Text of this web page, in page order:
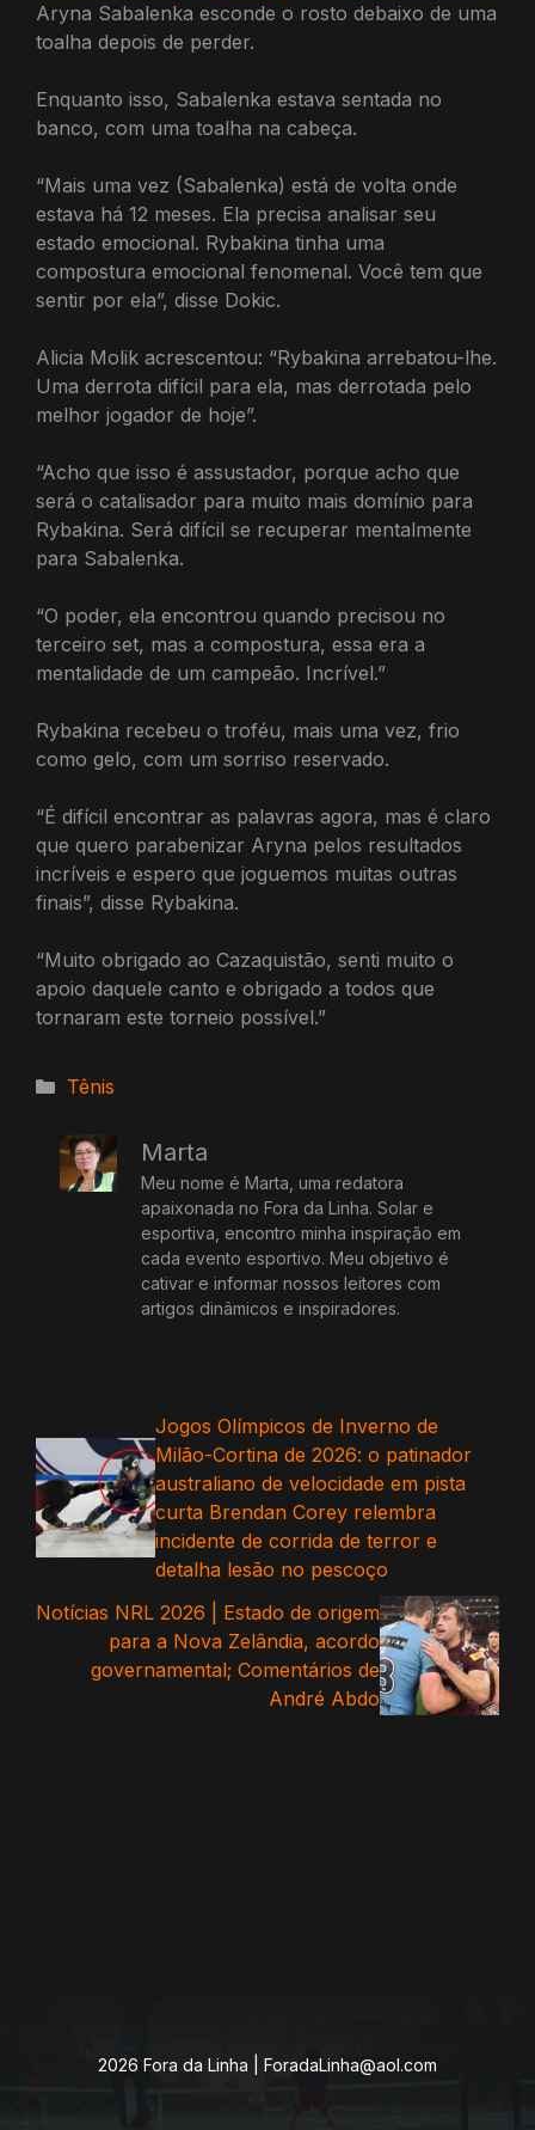
Aryna Sabalenka esconde o rosto debaixo de uma
toalha depois de perder.
Enquanto isso, Sabalenka estava sentada no
banco, com uma toalha na cabeça.
“Mais uma vez (Sabalenka) está de volta onde
estava há 12 meses. Ela precisa analisar seu
estado emocional. Rybakina tinha uma
compostura emocional fenomenal. Você tem que
sentir por ela”, disse Dokic.
Alicia Molik acrescentou: “Rybakina arrebatou-lhe.
Uma derrota difícil para ela, mas derrotada pelo
melhor jogador de hoje”.
“Acho que isso é assustador, porque acho que
será o catalisador para muito mais domínio para
Rybakina. Será difícil se recuperar mentalmente
para Sabalenka.
“O poder, ela encontrou quando precisou no
terceiro set, mas a compostura, essa era a
mentalidade de um campeão. Incrível.”
Rybakina recebeu o troféu, mais uma vez, frio
como gelo, com um sorriso reservado.
“É difícil encontrar as palavras agora, mas é claro
que quero parabenizar Aryna pelos resultados
incríveis e espero que joguemos muitas outras
finais”, disse Rybakina.
“Muito obrigado ao Cazaquistão, senti muito o
apoio daquele canto e obrigado a todos que
tornaram este torneio possível.”
Categorias
Tênis
Marta
Meu nome é Marta, uma redatora
apaixonada no Fora da Linha. Solar e
esportiva, encontro minha inspiração em
cada evento esportivo. Meu objetivo é
cativar e informar nossos leitores com
artigos dinâmicos e inspiradores.
Jogos Olímpicos de Inverno de
Milão-Cortina de 2026: o patinador
australiano de velocidade em pista
curta Brendan Corey relembra
incidente de corrida de terror e
detalha lesão no pescoço
Notícias NRL 2026 | Estado de origem
para a Nova Zelândia, acordo
governamental; Comentários de
André Abdo
2026 Fora da Linha | ForadaLinha@aol.com